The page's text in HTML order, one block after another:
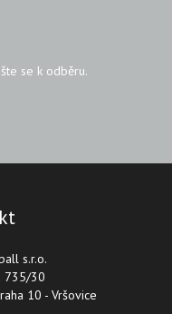
se k odběru.
s.r.o.
735/30
10 - Vršovice